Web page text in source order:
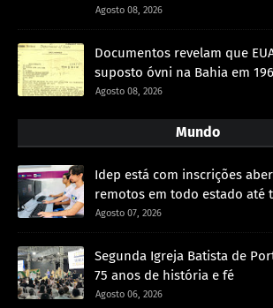
Agosto 08, 2026
Documentos revelam que
suposto óvni na Bahia em
Agosto 08, 2026
Mundo
Idep está com inscrições
remotos em todo estado até
Agosto 07, 2026
Segunda Igreja Batista de
75 anos de história e fé
Agosto 06, 2026